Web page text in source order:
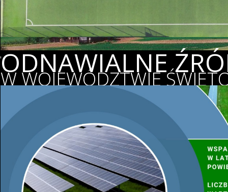
ODNAWIALNE
W WOJEWÓDZTWIE
WSPIERAMY